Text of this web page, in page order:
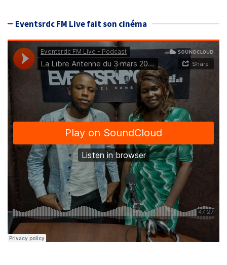
Eventsrdc FM Live fait son cinéma